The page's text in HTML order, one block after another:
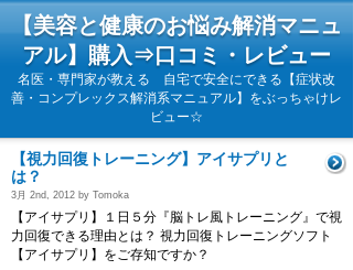
【美容と健康のお悩み解消マニュ
アル】購入⇒口コミ・レビュー
名医・専門家が教える 自宅で安全にできる【症状改
善・コンプレックス解消系マニュアル】をぶっちゃけレ
ビュー☆
【視力回復トレーニング】アイサプリと
は？
3月 2nd, 2012 by Tomoka
【アイサプリ】１日５分『脳トレ風トレーニング』で視
力回復できる理由とは？ 視力回復トレーニングソフト
【アイサプリ】をご存知ですか？